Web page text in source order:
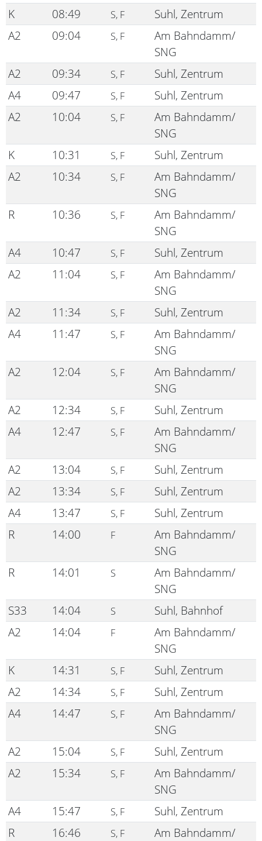
K
08:49 S, F
Suhl, Zentrum
A2
09:04 S, F
Am Bahndamm/
SNG
A2
09:34 S, F
Suhl, Zentrum
A4
09:47 S, F
Suhl, Zentrum
A2
10:04 S, F
Am Bahndamm/
SNG
K
10:31 S, F
Suhl, Zentrum
A2
10:34 S, F
Am Bahndamm/
SNG
R
10:36 S, F
Am Bahndamm/
SNG
A4
10:47 S, F
Suhl, Zentrum
A2
11:04 S, F
Am Bahndamm/
SNG
A2
11:34 S, F
Suhl, Zentrum
A4
11:47 S, F
Am Bahndamm/
SNG
A2
12:04 S, F
Am Bahndamm/
SNG
A2
12:34 S, F
Suhl, Zentrum
A4
12:47 S, F
Am Bahndamm/
SNG
A2
13:04 S, F
Suhl, Zentrum
A2
13:34 S, F
Suhl, Zentrum
A4
13:47 S, F
Suhl, Zentrum
R
14:00 F
Am Bahndamm/
SNG
R
14:01 S
Am Bahndamm/
SNG
S33
14:04 S
Suhl, Bahnhof
A2
14:04 F
Am Bahndamm/
SNG
K
14:31 S, F
Suhl, Zentrum
A2
14:34 S, F
Suhl, Zentrum
A4
14:47 S, F
Am Bahndamm/
SNG
A2
15:04 S, F
Suhl, Zentrum
A2
15:34 S, F
Am Bahndamm/
SNG
A4
15:47 S, F
Suhl, Zentrum
R
16:46 S, F
Am Bahndamm/